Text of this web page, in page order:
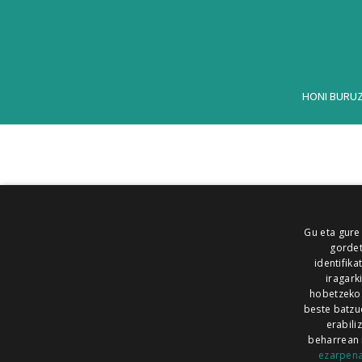
HONI BURUZ
Gu eta
hobetzeko.
beste
beharrean